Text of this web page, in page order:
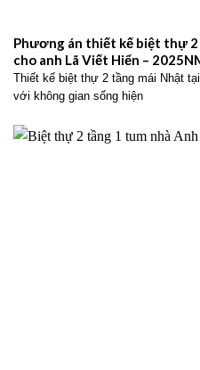
Phương án thiết kế biệt thự
cho anh Lã Viết Hiển –
Thiết kế biệt thự 2 tầng mái Nhật
với không gian sống hiện